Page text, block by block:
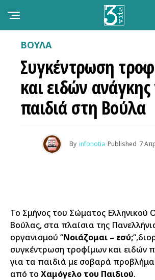
ΒΟΥΛΑ
Συγκέντρωση
και ειδών ανάγκης
παιδιά στη Βούλα
By infonotia Published 7
Το Σμήνος του Σώματος Ελληνικού
Βούλας, στα πλαίσια της
οργανισμού “Νοιάζομαι – εσύ;
συγκέντρωση τροφίμων και ειδών
για τα παιδιά με σοβαρά
από το Χαμόγελο του Παιδιού.